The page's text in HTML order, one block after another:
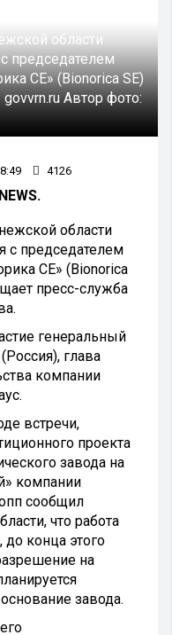
области
председателем
СЕ» (Bionorica SE)
govvrn.ruАвтор фото:
4126
области
с председателем
СЕ» (Bionorica
пресс-служба
генеральный
глава
компании
встречи,
проекта
завода на
компании
сообщил
что работа
до конца этого
на
завода.